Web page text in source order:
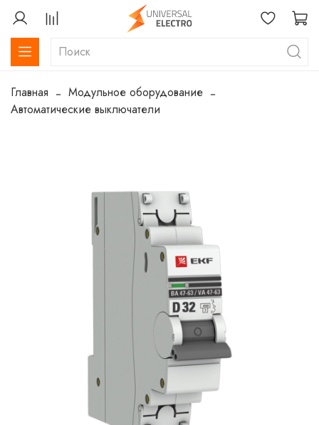
Главная
Модульное оборудование
Автоматические выключатели